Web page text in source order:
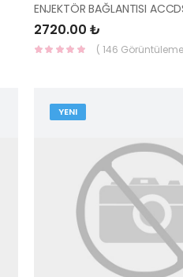
2720.00 ₺
( 146
YENI